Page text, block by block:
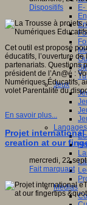
Jeux
Langages
Médias
Dispositifs
Cet outil est proposé
éducatifs, l’ouverture
partenariats. Questions
président de l’An@é :
Numériques Éducatifs,
volet Parentalité du
En savoir plus...
Projet
creation at our
mercredi, 22
Fait marquant